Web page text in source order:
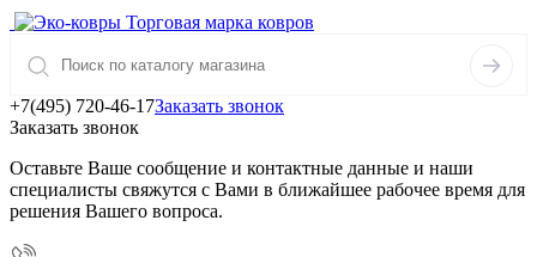
Торговая марка ковров
+7(495) 720-46-17Заказать звонок
Заказать звонок
Оставьте Ваше сообщение и контактные данные и наши
специалисты свяжутся с Вами в ближайшее рабочее время для
решения Вашего вопроса.